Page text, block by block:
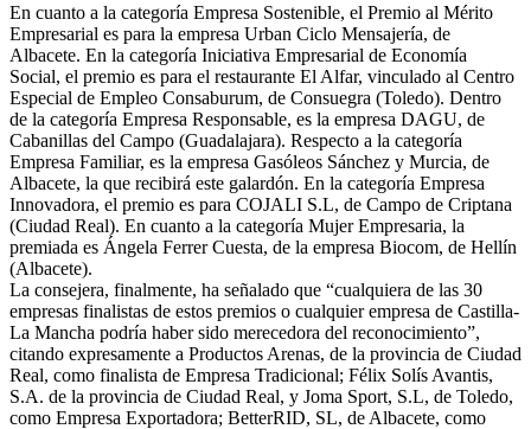
En cuanto a la categoría Empresa Sostenible, el Premio al Mérito
Empresarial es para la empresa Urban Ciclo Mensajería, de
Albacete. En la categoría Iniciativa Empresarial de Economía
Social, el premio es para el restaurante El Alfar, vinculado al Centro
Especial de Empleo Consaburum, de Consuegra (Toledo). Dentro
de la categoría Empresa Responsable, es la empresa DAGU, de
Cabanillas del Campo (Guadalajara). Respecto a la categoría
Empresa Familiar, es la empresa Gasóleos Sánchez y Murcia, de
Albacete, la que recibirá este galardón. En la categoría Empresa
Innovadora, el premio es para COJALI S.L, de Campo de Criptana
(Ciudad Real). En cuanto a la categoría Mujer Empresaria, la
premiada es Ángela Ferrer Cuesta, de la empresa Biocom, de Hellín
(Albacete).
La consejera, finalmente, ha señalado que “cualquiera de las 30
empresas finalistas de estos premios o cualquier empresa de Castilla-
La Mancha podría haber sido merecedora del reconocimiento”,
citando expresamente a Productos Arenas, de la provincia de Ciudad
Real, como finalista de Empresa Tradicional; Félix Solís Avantis,
S.A. de la provincia de Ciudad Real, y Joma Sport, S.L, de Toledo,
como Empresa Exportadora; BetterRID, SL, de Albacete, como